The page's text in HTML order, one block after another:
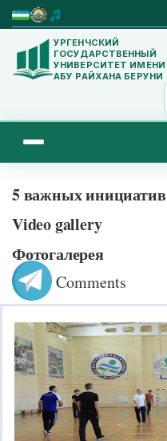
УРГЕНЧСКИЙ
ГОСУДАРСТВЕННЫЙ
УНИВЕРСИТЕТ ИМЕНИ
АБУ РАЙХАНА БЕРУНИ
5 важных инициатив
Video gallery
Фотогалерея
Comments